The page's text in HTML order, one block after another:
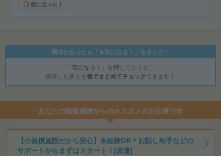
役に立った！
興味があったら「★気になる！」をタップ！
「気になる！」を押しておくと、
保存した求人を後でまとめてチェックできます！
あなたの閲覧履歴からのオススメのお仕事です
【小規模施設だから安心】未経験OK＊お話し相手などの
サポートからまずはスタート！[派遣]